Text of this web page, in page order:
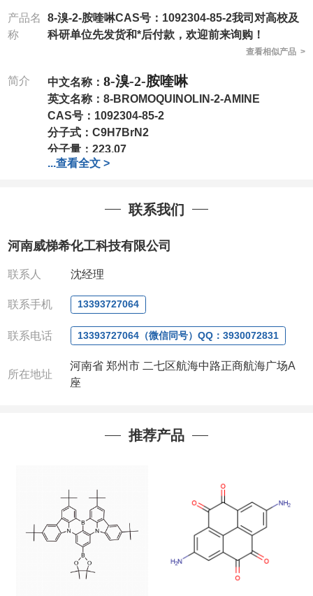
产品名
称
8-溴-2-胺喹啉CAS号：1092304-85-2我司对高校及
科研单位先发货和*后付款，欢迎前来询购！
查看相似产品 >
简介 中文名称： 8-溴-2-胺喹啉
英文名称： 8-BROMOQUINOLIN-2-AMINE
CAS号： 1092304-85-2
分子式： C9H7BrN2
分子量： 223.07
包装：1Mg ; 5Mg;10Mg ;100Mg;250Mg ;500Mg
我司对高校及科研单位先发货和
作中有用到的试剂,欢迎前来询购
电话:0371-63377391/13393727064
QQ:3930072831
:13393727064
联系人: 沈晓东(欢迎致电
...查看全文 >
联系我们
河南威梯希化工科技有限公司
联系人 沈经理
联系手机 13393727064
联系电话 13393727064（微信同号）QQ：3930072831
所在地址
河南省 郑州市 二七区航海中路正商航海广场A
座
推荐产品